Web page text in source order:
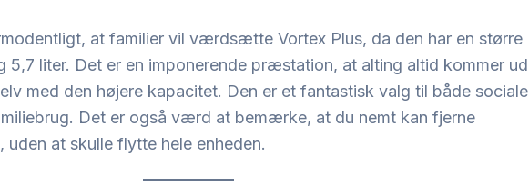
at familier vil værdsætte Vortex Plus, da den har en større
5,7 liter. Det er en imponerende præstation, at alting altid kommer ud
med den højere kapacitet. Den er et fantastisk valg til både sociale
Det er også værd at bemærke, at du nemt kan fjerne
uden at skulle flytte hele enheden.